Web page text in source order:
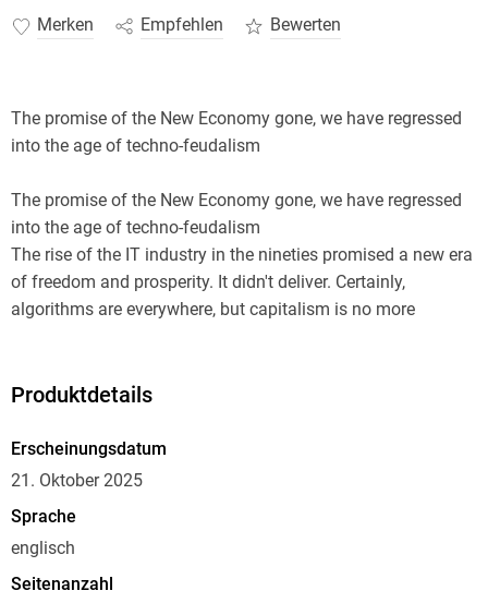
Merken Empfehlen Bewerten
The promise of the New Economy gone, we have regressed
into the age of techno-feudalism
The promise of the New Economy gone, we have regressed
into the age of techno-feudalism
The rise of the IT industry in the nineties promised a new era
of freedom and prosperity. It didn't deliver. Certainly,
algorithms are everywhere, but capitalism is no more
In fact, in the hands of private corporations, the digitalisation
monopolies, the dominance of a few platforms, the blurred
distinction between the economic and the political all
networks push the digital economy in the direction of the
feudal logic of rent, dispossession, and personal
domination.
Produktdetails
Erscheinungsdatum
21. Oktober 2025
Sprache
englisch
Seitenanzahl